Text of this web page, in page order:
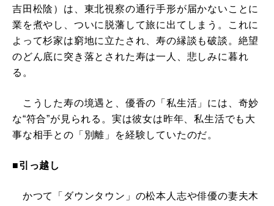
吉田松陰）は、東北視察の通行手形が届かないことに
業を煮やし、ついに脱藩して旅に出てしまう。これに
よって杉家は窮地に立たされ、寿の縁談も破談。絶望
のどん底に突き落とされた寿は一人、悲しみに暮れ
る。
こうした寿の境遇と、優香の「私生活」には、奇妙
な“符合”が見られる。実は彼女は昨年、私生活でも大
事な相手との「別離」を経験していたのだ。
■引っ越し
かつて「ダウンタウン」の松本人志や俳優の妻夫木